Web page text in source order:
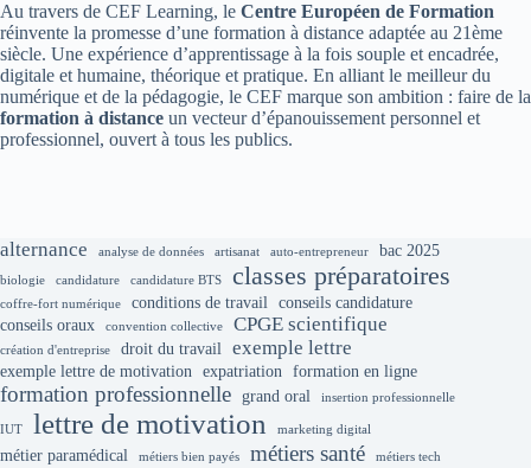
Au travers de CEF Learning, le Centre Européen de Formation
réinvente la promesse d’une formation à distance adaptée au 21ème
siècle. Une expérience d’apprentissage à la fois souple et encadrée,
digitale et humaine, théorique et pratique. En alliant le meilleur du
numérique et de la pédagogie, le CEF marque son ambition : faire de la
formation à distance un vecteur d’épanouissement personnel et
professionnel, ouvert à tous les publics.
alternance analyse de données artisanat auto-entrepreneur bac 2025
biologie candidature candidature BTS classes préparatoires
coffre-fort numérique conditions de travail conseils candidature
conseils oraux
convention collective CPGE scientifique
création d'entreprise droit du travail exemple lettre
exemple lettre de motivation expatriation formation en ligne
formation professionnelle grand oral insertion professionnelle
IUT lettre de motivation marketing digital
métier paramédical métiers bien payés métiers santé métiers tech